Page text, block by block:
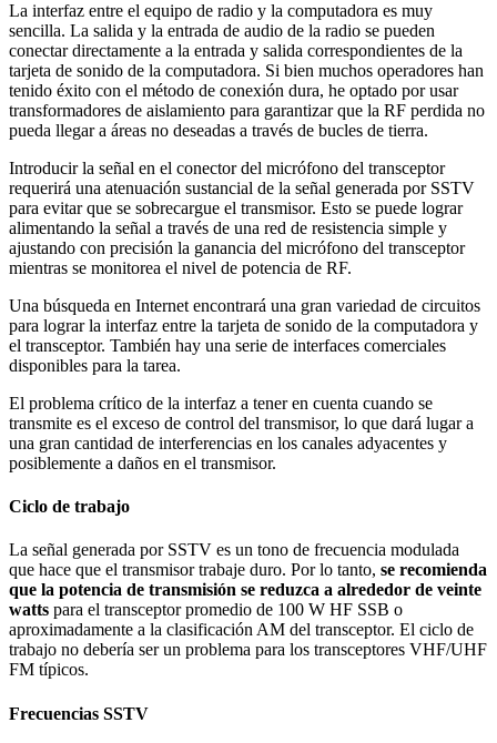
La interfaz entre el equipo de radio y la computadora es muy
sencilla. La salida y la entrada de audio de la radio se pueden
conectar directamente a la entrada y salida correspondientes de la
tarjeta de sonido de la computadora. Si bien muchos operadores han
tenido éxito con el método de conexión dura, he optado por usar
transformadores de aislamiento para garantizar que la RF perdida no
pueda llegar a áreas no deseadas a través de bucles de tierra.
Introducir la señal en el conector del micrófono del transceptor
requerirá una atenuación sustancial de la señal generada por SSTV
para evitar que se sobrecargue el transmisor. Esto se puede lograr
alimentando la señal a través de una red de resistencia simple y
ajustando con precisión la ganancia del micrófono del transceptor
mientras se monitorea el nivel de potencia de RF.
Una búsqueda en Internet encontrará una gran variedad de circuitos
para lograr la interfaz entre la tarjeta de sonido de la computadora y
el transceptor. También hay una serie de interfaces comerciales
disponibles para la tarea.
El problema crítico de la interfaz a tener en cuenta cuando se
transmite es el exceso de control del transmisor, lo que dará lugar a
una gran cantidad de interferencias en los canales adyacentes y
posiblemente a daños en el transmisor.
Ciclo de trabajo
La señal generada por SSTV es un tono de frecuencia modulada
que hace que el transmisor trabaje duro. Por lo tanto, se recomienda
que la potencia de transmisión se reduzca a alrededor de veinte
watts para el transceptor promedio de 100 W HF SSB o
aproximadamente a la clasificación AM del transceptor. El ciclo de
trabajo no debería ser un problema para los transceptores VHF/UHF
FM típicos.
Frecuencias SSTV